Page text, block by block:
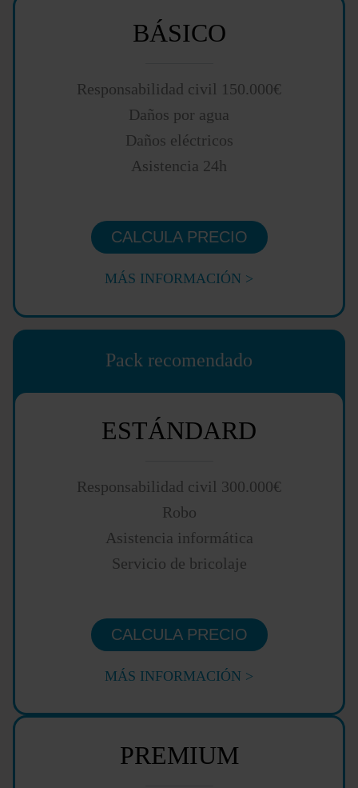
BÁSICO
Responsabilidad civil 150.000€
Daños por agua
Daños eléctricos
Asistencia 24h
CALCULA PRECIO
MÁS INFORMACIÓN >
Pack recomendado
ESTÁNDARD
Responsabilidad civil 300.000€
Robo
Asistencia informática
Servicio de bricolaje
CALCULA PRECIO
MÁS INFORMACIÓN >
PREMIUM